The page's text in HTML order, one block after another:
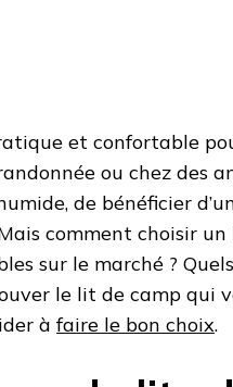
et confortable
ou chez des
de bénéficier
comment choisir
sur le marché ?
le lit de camp qui
àfaire le bon choix.